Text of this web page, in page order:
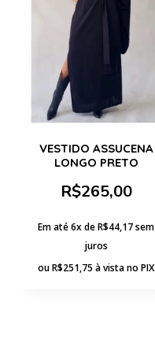
VESTIDO ASSUCENA
LONGO PRETO
R$265,00
Em até 6x deR$44,17sem
juros
ouR$251,75 à vista no PIX